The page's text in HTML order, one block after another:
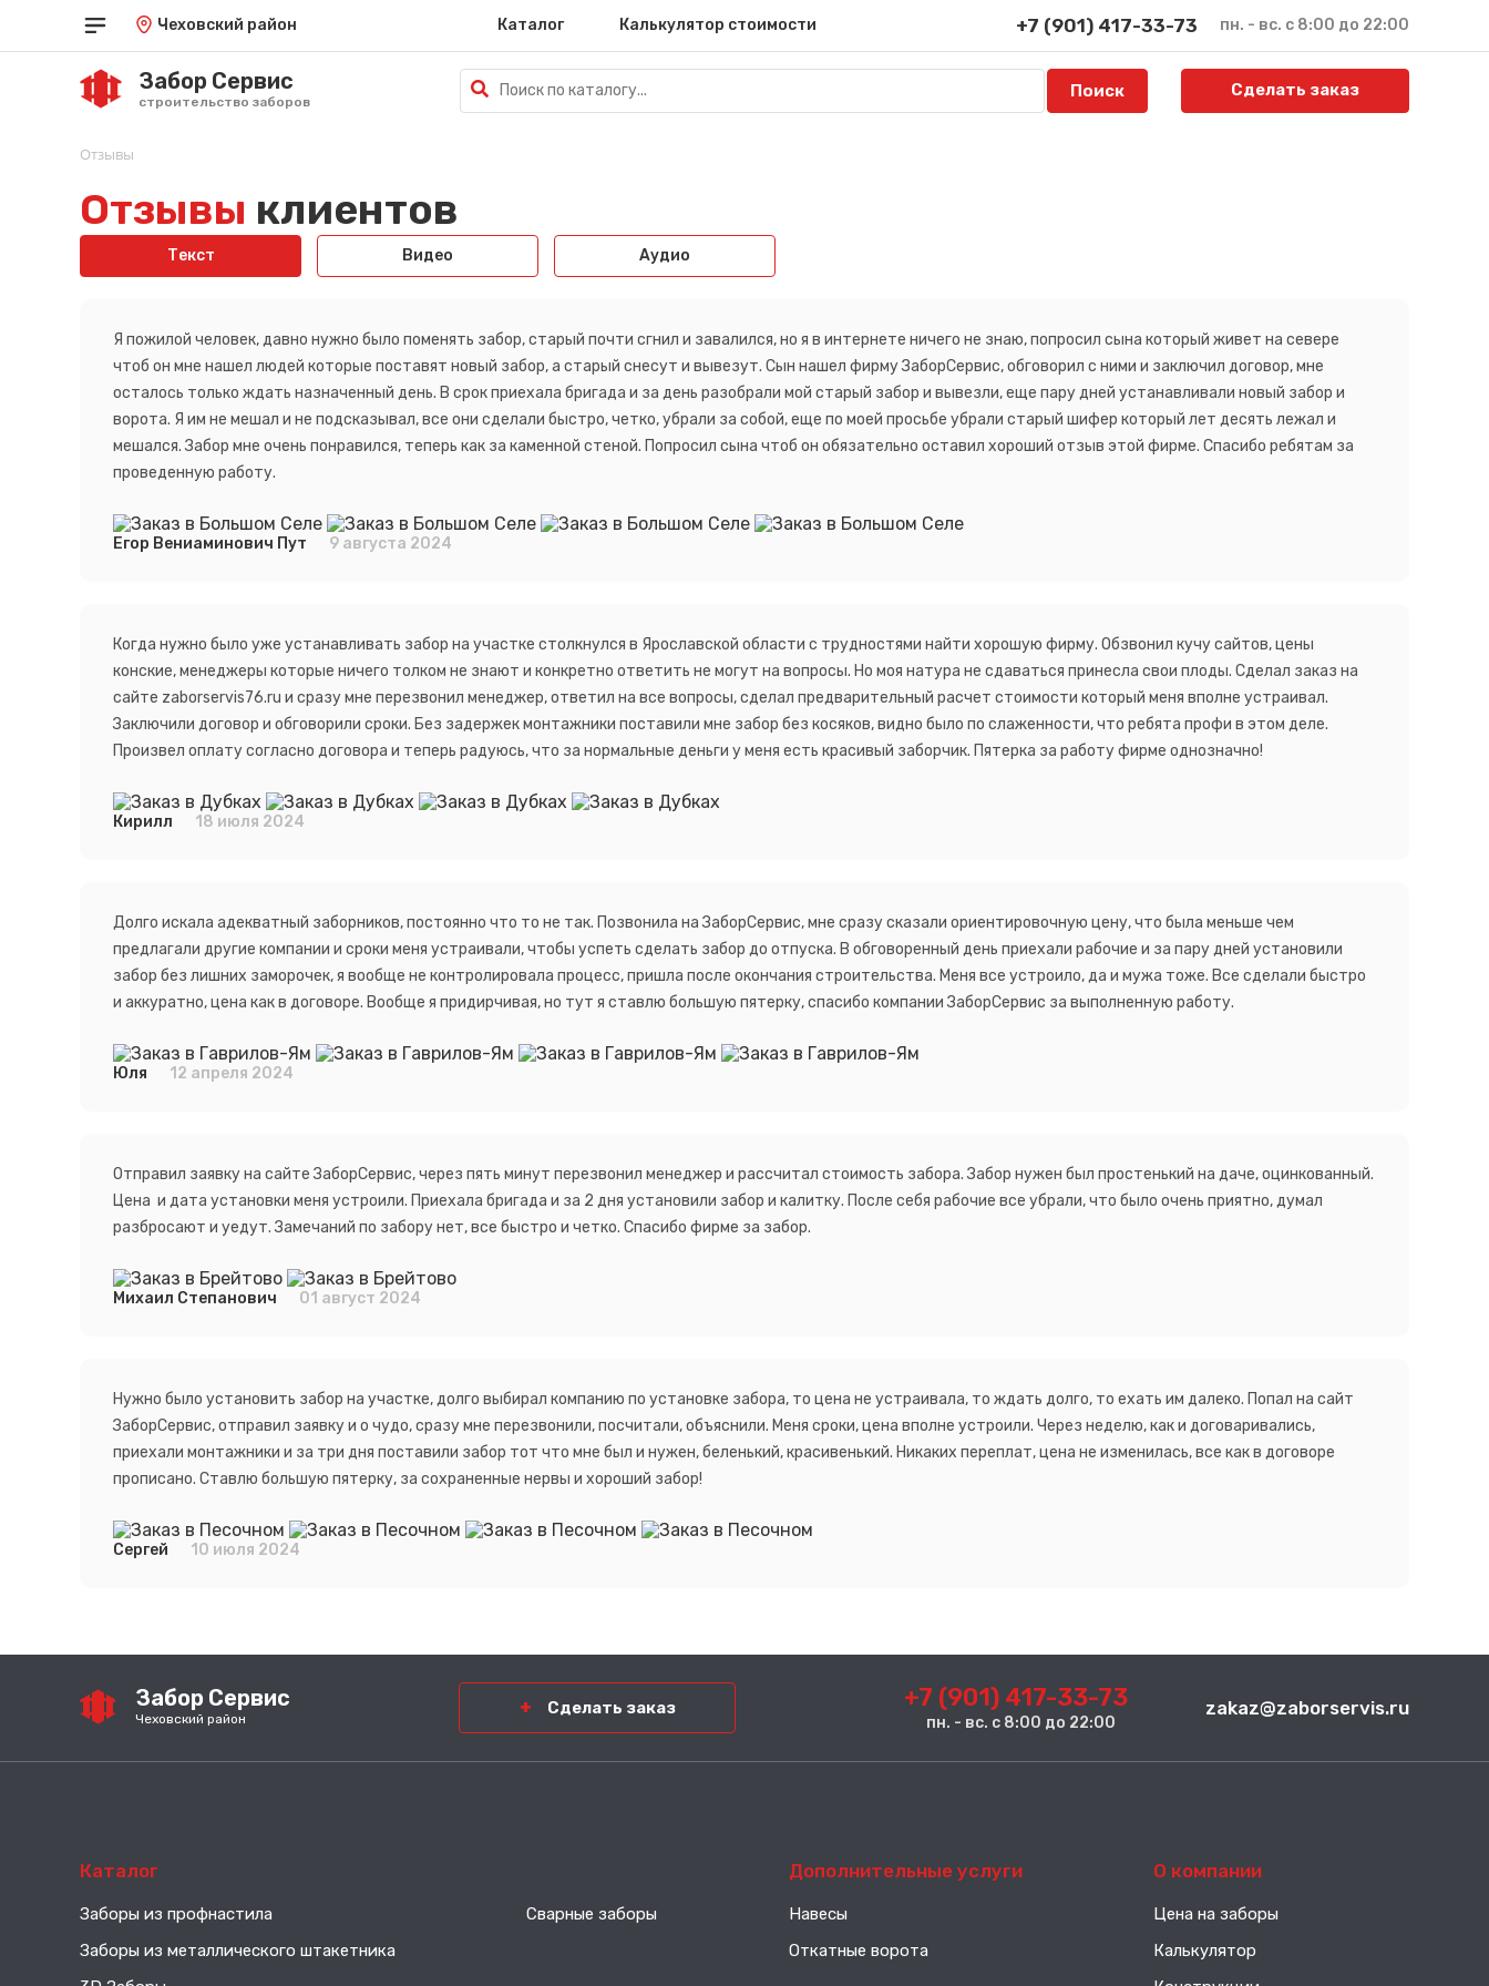
Чеховский район Каталог Калькулятор стоимости +7 (901) 417-33-73 пн. - вс. с 8:00 до 22:00
Краснодар
Махачкала
Петрозаводск
Ростов-на-Дону
Тамбов
Тюмень
Хабаровск
Ханты-Мансийск
Херсон
Чебоксары
Челябинск
Черкесск
Чита
Южно-Сахалинск
Якутск
Забор Сервис
строительство заборов
Сделать заказ
Отзывы
Отзывы клиентов
Текст Видео Аудио
Я пожилой человек, давно нужно было поменять забор, старый почти сгнил и завалился, но я в интернете ничего не знаю, попросил сына который живет на севере
чтоб он мне нашел людей которые поставят новый забор, а старый снесут и вывезут. Сын нашел фирму ЗаборСервис, обговорил с ними и заключил договор, мне
осталось только ждать назначенный день. В срок приехала бригада и за день разобрали мой старый забор и вывезли, еще пару дней устанавливали новый забор и
ворота. Я им не мешал и не подсказывал, все они сделали быстро, четко, убрали за собой, еще по моей просьбе убрали старый шифер который лет десять лежал и
мешался. Забор мне очень понравился, теперь как за каменной стеной. Попросил сына чтоб он обязательно оставил хороший отзыв этой фирме. Спасибо ребятам за
проведенную работу.
Егор Вениаминович Пут 9 августа 2024
Когда нужно было уже устанавливать забор на участке столкнулся в Ярославской области с трудностями найти хорошую фирму. Обзвонил кучу сайтов, цены
конские, менеджеры которые ничего толком не знают и конкретно ответить не могут на вопросы. Но моя натура не сдаваться принесла свои плоды. Сделал заказ на
сайте zaborservis76.ru и сразу мне перезвонил менеджер, ответил на все вопросы, сделал предварительный расчет стоимости который меня вполне устраивал.
Заключили договор и обговорили сроки. Без задержек монтажники поставили мне забор без косяков, видно было по слаженности, что ребята профи в этом деле.
Произвел оплату согласно договора и теперь радуюсь, что за нормальные деньги у меня есть красивый заборчик. Пятерка за работу фирме однозначно!
Кирилл 18 июля 2024
Долго искала адекватный заборников, постоянно что то не так. Позвонила на ЗаборСервис, мне сразу сказали ориентировочную цену, что была меньше чем
предлагали другие компании и сроки меня устраивали, чтобы успеть сделать забор до отпуска. В обговоренный день приехали рабочие и за пару дней установили
забор без лишних заморочек, я вообще не контролировала процесс, пришла после окончания строительства. Меня все устроило, да и мужа тоже. Все сделали быстро
и аккуратно, цена как в договоре. Вообще я придирчивая, но тут я ставлю большую пятерку, спасибо компании ЗаборСервис за выполненную работу.
Юля 12 апреля 2024
Отправил заявку на сайте ЗаборСервис, через пять минут перезвонил менеджер и рассчитал стоимость забора. Забор нужен был простенький на даче, оцинкованный.
Цена и дата установки меня устроили. Приехала бригада и за 2 дня установили забор и калитку. После себя рабочие все убрали, что было очень приятно, думал
разбросают и уедут. Замечаний по забору нет, все быстро и четко. Спасибо фирме за забор.
Михаил Степанович 01 август 2024
Нужно было установить забор на участке, долго выбирал компанию по установке забора, то цена не устраивала, то ждать долго, то ехать им далеко. Попал на сайт
ЗаборСервис, отправил заявку и о чудо, сразу мне перезвонили, посчитали, объяснили. Меня сроки, цена вполне устроили. Через неделю, как и договаривались,
приехали монтажники и за три дня поставили забор тот что мне был и нужен, беленький, красивенький. Никаких переплат, цена не изменилась, все как в договоре
прописано. Ставлю большую пятерку, за сохраненные нервы и хороший забор!
Сергей 10 июля 2024
Забор Сервис
Чеховский район
Сделать заказ +7 (901) 417-33-73
пн. - вс. с 8:00 до 22:00
zakaz@zaborservis.ru
Каталог
Заборы из профнастила
Заборы из металлического штакетника
Сварные заборы
Дополнительные услуги
Навесы
Откатные ворота
О компании
Цена на заборы
Калькулятор
Сообщение успешно отправлено
Спасибо за обращение, наш специалист свяжется с Вами.